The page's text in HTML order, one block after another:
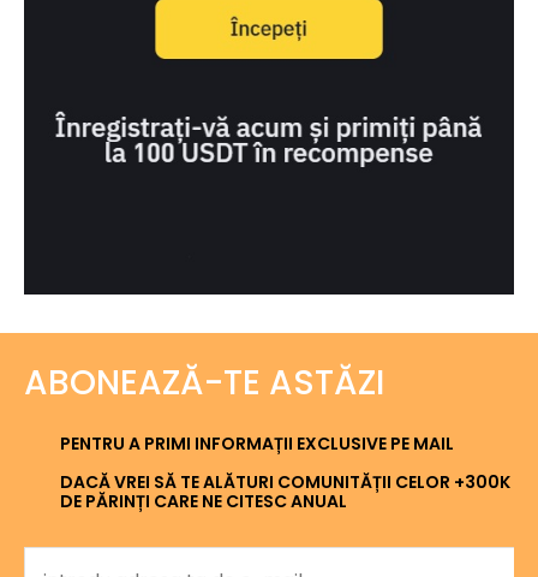
ABONEAZĂ-TE ASTĂZI
PENTRU A PRIMI INFORMAȚII EXCLUSIVE PE MAIL
DACĂ VREI SĂ TE ALĂTURI COMUNITĂȚII CELOR +300K
DE PĂRINȚI CARE NE CITESC ANUAL